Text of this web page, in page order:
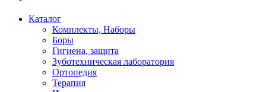
Каталог
Комплекты, Наборы
Боры
Гигиена, защита
Зуботехническая лаборатория
Ортопедия
Терапия